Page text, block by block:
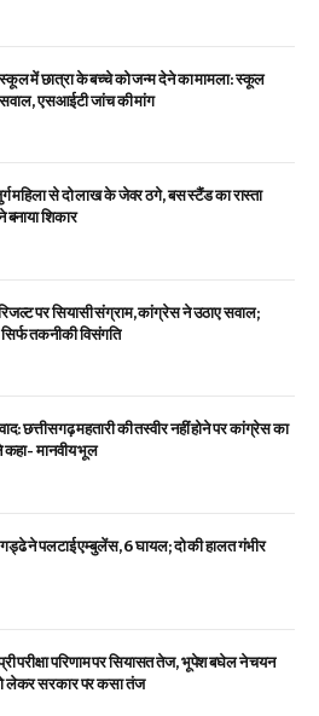
स्कूल में छात्रा के बच्चे को जन्म देने का मामला: स्कूल
एसआईटी जांच की मांग
महिला से दो लाख के जेवर ठगे, बस स्टैंड का रास्ता
बनाया शिकार
पर सियासी संग्राम, कांग्रेस ने उठाए सवाल;
तकनीकी विसंगति
छत्तीसगढ़ महतारी की तस्वीर नहीं होने पर कांग्रेस का
कहा- मानवीय भूल
गड्ढे ने पलटाई एम्बुलेंस, 6 घायल; दो की हालत गंभीर
परीक्षा परिणाम पर सियासत तेज, भूपेश बघेल ने चयन
लेकर सरकार पर कसा तंज